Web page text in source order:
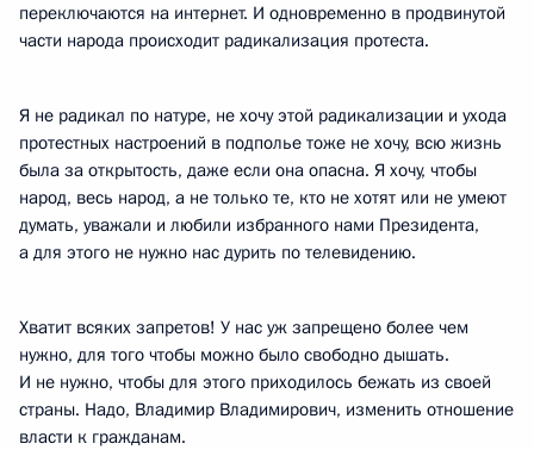
переключаются на интернет. И одновременно в продвинутой
части народа происходит радикализация протеста.
Я не радикал по натуре, не хочу этой радикализации и ухода
протестных настроений в подполье тоже не хочу, всю жизнь
была за открытость, даже если она опасна. Я хочу, чтобы
народ, весь народ, а не только те, кто не хотят или не умеют
думать, уважали и любили избранного нами Президента,
а для этого не нужно нас дурить по телевидению.
Хватит всяких запретов! У нас уж запрещено более чем
нужно, для того чтобы можно было свободно дышать.
И не нужно, чтобы для этого приходилось бежать из своей
страны. Надо, Владимир Владимирович, изменить отношение
власти к гражданам.